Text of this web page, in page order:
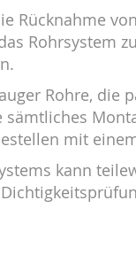
Rücknahme
Rohrsystem
Rohre, die
mit
kann